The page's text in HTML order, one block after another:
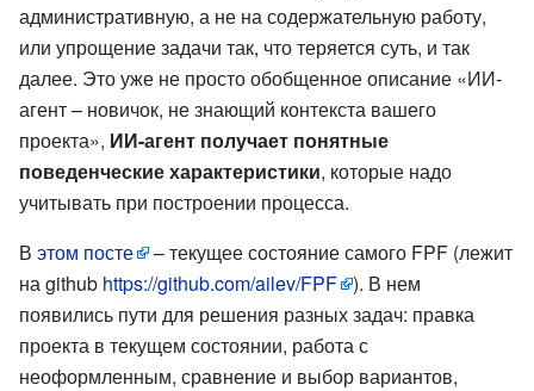
административную, а не на содержательную работу,
или упрощение задачи так, что теряется суть, и так
далее. Это уже не просто обобщенное описание «ИИ-
агент – новичок, не знающий контекста вашего
проекта», ИИ-агент получает понятные
поведенческие характеристики, которые надо
учитывать при построении процесса.
В этом посте
– текущее состояние самого FPF (лежит
на github https://github.com/ailev/FPF ). В нем
появились пути для решения разных задач: правка
проекта в текущем состоянии, работа с
неоформленным, сравнение и выбор вариантов,